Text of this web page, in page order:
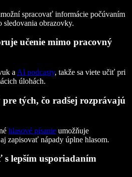
spracovať informácie počúvaním
sledovania obrazovky.
učenie mimo pracovný
a AI podcasty, takže sa viete učiť pri
úlohách.
pre tých, čo radšej rozprávajú
hlasové písanie umožňuje
zapisovať nápady úplne hlasom.
s lepším usporiadaním